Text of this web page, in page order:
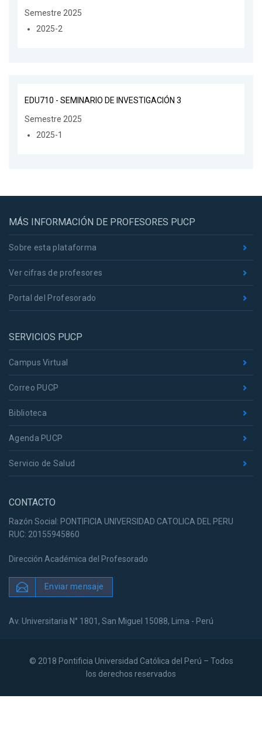
Semestre 2025
2025-2
EDU710 - SEMINARIO DE INVESTIGACIÓN 3
Semestre 2025
2025-1
MÁS INFORMACIÓN DE PROFESORES PUCP
Sobre esta plataforma
Ver cifras de profesores
Portal del Profesorado
SERVICIOS PUCP
Campus Virtual
Correo PUCP
Biblioteca
Agenda PUCP
Servicio de Salud
CONTACTO
Razón Social: PONTIFICIA UNIVERSIDAD CATOLICA DEL PERU
RUC: 20155945860
Dirección Académica del Profesorado
Enviar mensaje
Av. Universitaria N° 1801, San Miguel 15088, Lima - Perú
© 2018 Pontificia Universidad Católica del Perú – Todos
los derechos reservados